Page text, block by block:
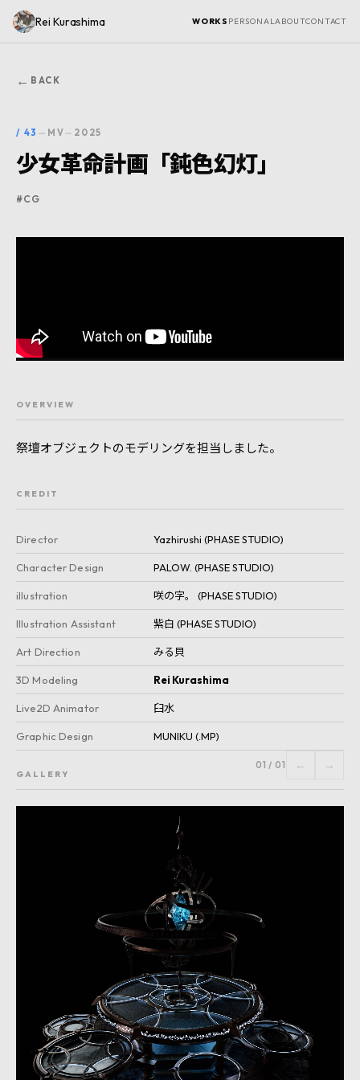
Rei Kurashima WORKS PERSONALABOUTCONTACT
← BACK
/ 43 — MV— 2025
少女革命計画「鈍色幻灯」
#CG
OVERVIEW
祭壇オブジェクトのモデリングを担当しました。
CREDIT
Director Yazhirushi (PHASE STUDIO)
Character Design PALOW. (PHASE STUDIO)
illustration 咲の字。 (PHASE STUDIO)
Illustration Assistant 紫白 (PHASE STUDIO)
Art Direction みる貝
3D Modeling Rei Kurashima
Live2D Animator 臼水
Graphic Design MUNIKU (.MP)
GALLERY
01 /01 ← →